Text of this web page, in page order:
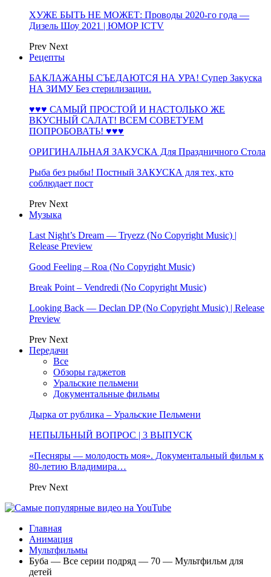
ХУЖЕ БЫТЬ НЕ МОЖЕТ: Проводы 2020-го года —
Дизель Шоу 2021 | ЮМОР ICTV
Prev Next
Рецепты
БАКЛАЖАНЫ СЪЕДАЮТСЯ НА УРА! Супер Закуска
НА ЗИМУ Без стерилизации.
♥♥♥ САМЫЙ ПРОСТОЙ И НАСТОЛЬКО ЖЕ
ВКУСНЫЙ САЛАТ! ВСЕМ СОВЕТУЕМ
ПОПРОБОВАТЬ! ♥♥♥
ОРИГИНАЛЬНАЯ ЗАКУСКА Для Праздничного Стола
Рыба без рыбы! Постный ЗАКУСКА для тех, кто
соблюдает пост
Prev Next
Музыка
Last Night’s Dream — Tryezz (No Copyright Music) |
Release Preview
Good Feeling – Roa (No Copyright Music)
Break Point – Vendredi (No Copyright Music)
Looking Back — Declan DP (No Copyright Music) | Release
Preview
Prev Next
Передачи
Все
Обзоры гаджетов
Уральские пельмени
Документальные фильмы
Дырка от рублика – Уральские Пельмени
НЕПЫЛЬНЫЙ ВОПРОС | 3 ВЫПУСК
«Песняры — молодость моя». Документальный фильм к
80-летию Владимира…
Prev Next
Главная
Анимация
Мультфильмы
Буба — Все серии подряд — 70 — Мультфильм для
детей